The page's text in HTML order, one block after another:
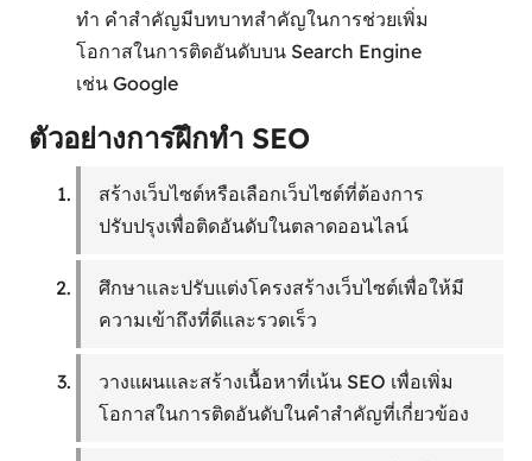
ทำ คำสำคัญมีบทบาทสำคัญในการช่วยเพิ่ม
โอกาสในการติดอันดับบน Search Engine
เช่น Google
ตัวอย่างการฝึกทำ SEO
สร้างเว็บไซต์หรือเลือกเว็บไซต์ที่ต้องการ
ปรับปรุงเพื่อติดอันดับในตลาดออนไลน์
ศึกษาและปรับแต่งโครงสร้างเว็บไซต์เพื่อให้มี
ความเข้าถึงที่ดีและรวดเร็ว
วางแผนและสร้างเนื้อหาที่เน้น SEO เพื่อเพิ่ม
โอกาสในการติดอันดับในคำสำคัญที่เกี่ยวข้อง